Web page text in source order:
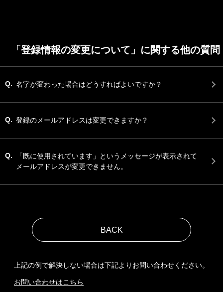
「登録情報の変更について」に関する他の質問
Q. 名字が変わった場合はどうすればよいですか？
Q. 登録のメールアドレスは変更できますか？
Q.
「既に使用されています」というメッセージが表示されて
メールアドレスが変更できません。
上記の例で解決しない場合は下記よりお問い合わせください。
お問い合わせはこちら